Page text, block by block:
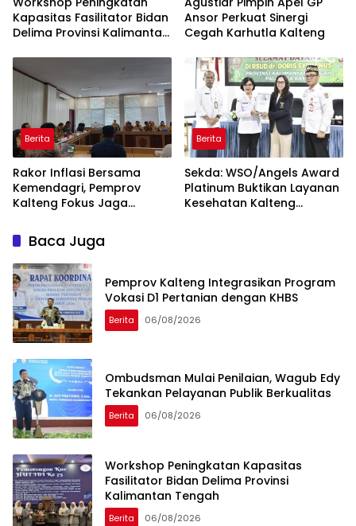
Kapasitas Fasilitator Bidan
Delima Provinsi Kalimantan
Ansor Perkuat Sinergi
Cegah Karhutla Kalteng
Berita
Rakor Inflasi Bersama
Kemendagri, Pemprov
Kalteng Fokus Jaga
Berita
Sekda: WSO/Angels Award
Platinum Buktikan Layanan
Kesehatan Kalteng
Baca Juga
Pemprov Kalteng Integrasikan Program
Vokasi D1 Pertanian dengan KHBS
Berita 06/08/2026
Ombudsman Mulai Penilaian, Wagub Edy
Tekankan Pelayanan Publik Berkualitas
Berita 06/08/2026
Workshop Peningkatan Kapasitas
Fasilitator Bidan Delima Provinsi
Kalimantan Tengah
Berita 06/08/2026